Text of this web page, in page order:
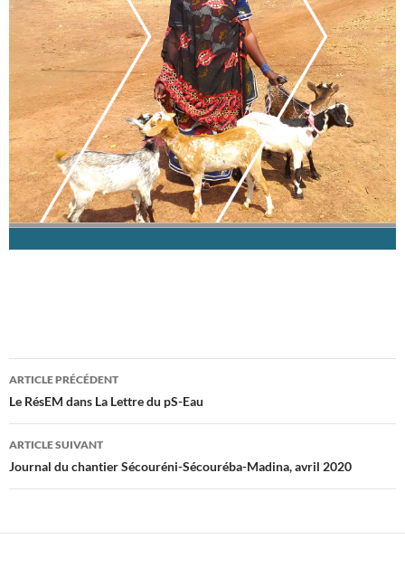
Navigation
des
articles
ARTICLE PRÉCÉDENT
Le RésEM dans La Lettre du pS-Eau
ARTICLE SUIVANT
Journal du chantier Sécouréni-Sécouréba-Madina, avril 2020